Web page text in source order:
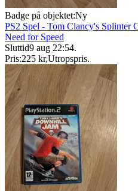
Badge på objektet:Ny
PS2 Spel - Tom Clancy's Splinter
Need for Speed
Sluttid9 aug 22:54.
Pris:225 kr,Utropspris.